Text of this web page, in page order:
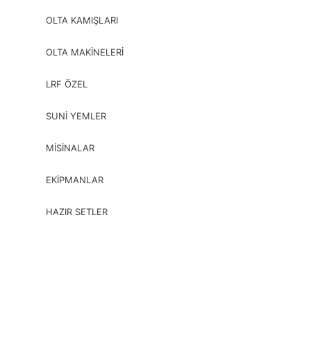
OLTA KAMIŞLARI
OLTA MAKİNELERİ
LRF ÖZEL
SUNİ YEMLER
MİSİNALAR
EKİPMANLAR
HAZIR SETLER